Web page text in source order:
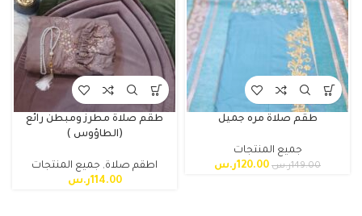
طقم صلاة مره جميل
جميع المنتجات
149.00ر.س 120.00 ر.س
طقم صلاة مطرز ومبطن رائع
(الطاؤوس )
اطقم صلاة, جميع المنتجات
114.00 ر.س